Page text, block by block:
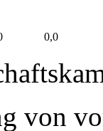
0,0
von